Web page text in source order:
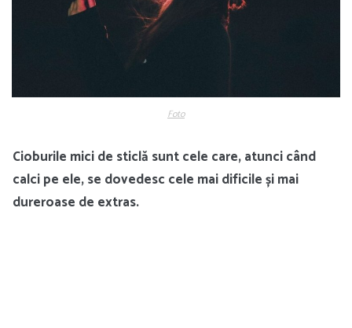
Foto
Cioburile mici de sticlă sunt cele care, atunci când
calci pe ele, se dovedesc cele mai dificile și mai
dureroase de extras.